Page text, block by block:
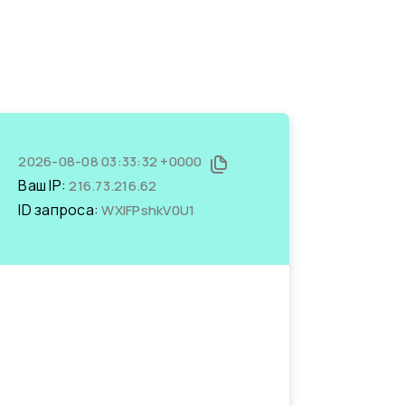
2026-08-08 03:33:32 +0000
Ваш IP:216.73.216.62
ID запроса:WXIFPshkV0U1